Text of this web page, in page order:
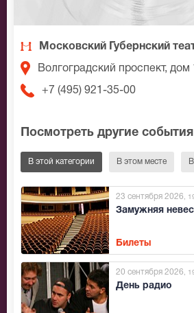
Московский Губернский
Волгоградский проспект, дом
+7 (495) 921-35-00
Посмотреть другие события
В этой категории В этом месте
Замужняя
23 сентября 2026 ,
Билеты
День радио
20 сентября 2026 ,